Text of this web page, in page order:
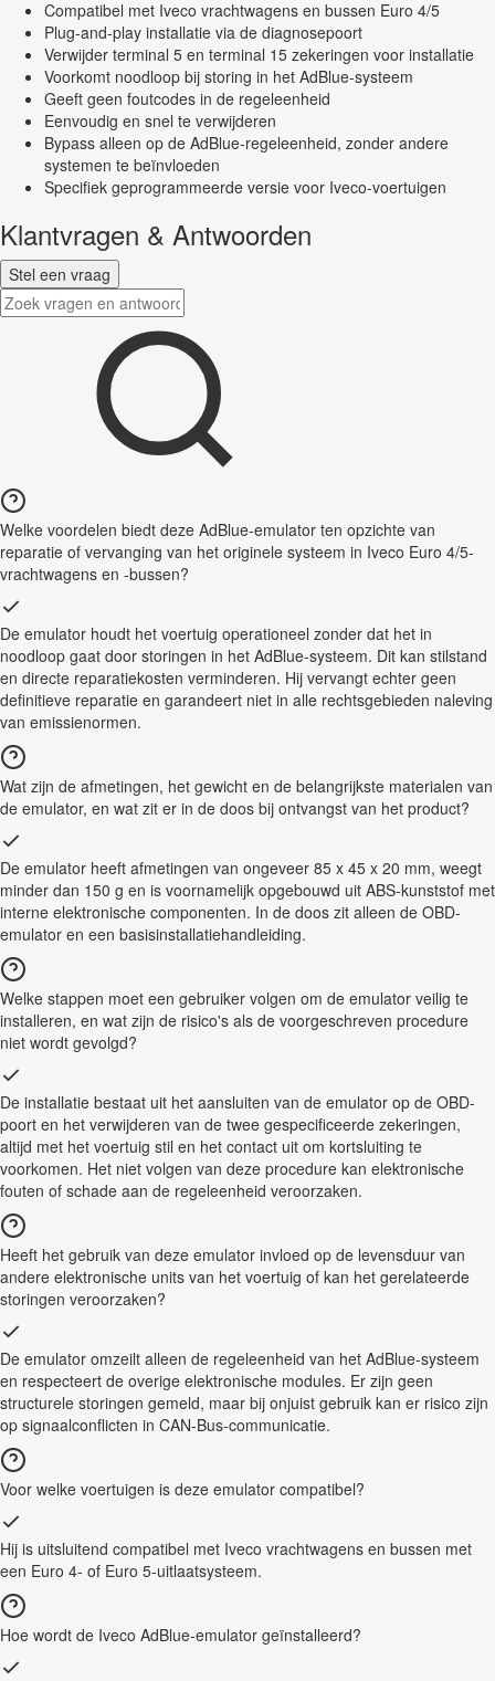
Compatibel met Iveco vrachtwagens en bussen Euro 4/5
Plug-and-play installatie via de diagnosepoort
Verwijder terminal 5 en terminal 15 zekeringen voor installatie
Voorkomt noodloop bij storing in het AdBlue-systeem
Geeft geen foutcodes in de regeleenheid
Eenvoudig en snel te verwijderen
Bypass alleen op de AdBlue-regeleenheid, zonder andere
systemen te beïnvloeden
Specifiek geprogrammeerde versie voor Iveco-voertuigen
Klantvragen & Antwoorden
Stel een vraag
Welke voordelen biedt deze AdBlue-emulator ten opzichte van
reparatie of vervanging van het originele systeem in Iveco Euro 4/5-
vrachtwagens en -bussen?
De emulator houdt het voertuig operationeel zonder dat het in
noodloop gaat door storingen in het AdBlue-systeem. Dit kan stilstand
en directe reparatiekosten verminderen. Hij vervangt echter geen
definitieve reparatie en garandeert niet in alle rechtsgebieden naleving
van emissienormen.
Wat zijn de afmetingen, het gewicht en de belangrijkste materialen van
de emulator, en wat zit er in de doos bij ontvangst van het product?
De emulator heeft afmetingen van ongeveer 85 x 45 x 20 mm, weegt
minder dan 150 g en is voornamelijk opgebouwd uit ABS-kunststof met
interne elektronische componenten. In de doos zit alleen de OBD-
emulator en een basisinstallatiehandleiding.
Welke stappen moet een gebruiker volgen om de emulator veilig te
installeren, en wat zijn de risico's als de voorgeschreven procedure
niet wordt gevolgd?
De installatie bestaat uit het aansluiten van de emulator op de OBD-
poort en het verwijderen van de twee gespecificeerde zekeringen,
altijd met het voertuig stil en het contact uit om kortsluiting te
voorkomen. Het niet volgen van deze procedure kan elektronische
fouten of schade aan de regeleenheid veroorzaken.
Heeft het gebruik van deze emulator invloed op de levensduur van
andere elektronische units van het voertuig of kan het gerelateerde
storingen veroorzaken?
De emulator omzeilt alleen de regeleenheid van het AdBlue-systeem
en respecteert de overige elektronische modules. Er zijn geen
structurele storingen gemeld, maar bij onjuist gebruik kan er risico zijn
op signaalconflicten in CAN-Bus-communicatie.
Voor welke voertuigen is deze emulator compatibel?
Hij is uitsluitend compatibel met Iveco vrachtwagens en bussen met
een Euro 4- of Euro 5-uitlaatsysteem.
Hoe wordt de Iveco AdBlue-emulator geïnstalleerd?